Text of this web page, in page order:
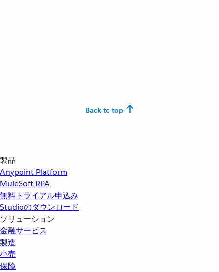
Back to top
製品
Anypoint Platform
MuleSoft RPA
無料トライアル申込み
Studioのダウンロード
ソリューション
金融サービス
製造
小売
保険